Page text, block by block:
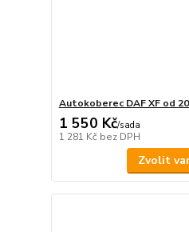
Autokoberec DAF XF od
1 550 Kč/sada
1 281 Kč bez DPH
Zvolit